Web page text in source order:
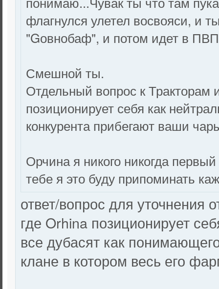
флагнулся улетел восвояси, и
"Gовнобаф", и потом идет в
Смешной ты.
Отдельный вопрос к Тракторам
позиционирует себя как
конкурента прибегают ваши
Орчина я никого никогда
тебе я это буду припоминать
ответ/вопрос для
где Orhina позиционирует
все дубасят как
клане в котором весь его